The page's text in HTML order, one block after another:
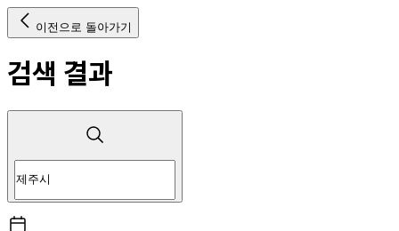
이전으로 돌아가기
검색 결과